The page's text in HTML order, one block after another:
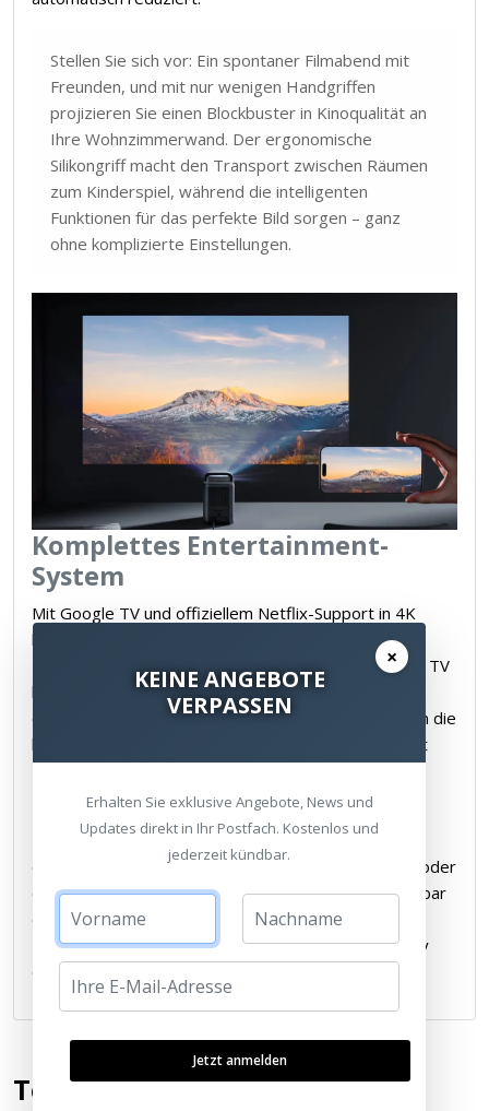
Stellen Sie sich vor: Ein spontaner Filmabend mit
Freunden, und mit nur wenigen Handgriffen
projizieren Sie einen Blockbuster in Kinoqualität an
Ihre Wohnzimmerwand. Der ergonomische
Silikongriff macht den Transport zwischen Räumen
zum Kinderspiel, während die intelligenten
Funktionen für das perfekte Bild sorgen – ganz
ohne komplizierte Einstellungen.
Komplettes Entertainment-
System
Mit Google TV und offiziellem Netflix-Support in 4K
haben Sie Zugriff auf tausende Apps und Streaming-
Dienste. Die persönlichen Empfehlungen von Google TV
helfen Ihnen, neue Lieblingsfilme und -serien zu
entdecken. Für das authentische Kinoerlebnis sorgen die
beiden seitlich platzierten 15-Watt-Lautsprecher mit
Klang erzeugen.
Die moderne Konnektivität mit HDMI 2.1 (inkl. eARC)
ermöglicht den Anschluss aktuellster Abspielgeräte oder
die Erweiterung des Soundsystems mit einer Soundbar
oder einem AV-Receiver. Maximieren Sie Ihr
Entertainment durch das Streamen von Ihrem Handy
oder Laptop mit Google Cast.
Technische Daten
×
KEINE ANGEBOTE
VERPASSEN
Erhalten Sie exklusive Angebote, News und
Updates direkt in Ihr Postfach. Kostenlos und
jederzeit kündbar.
Jetzt anmelden